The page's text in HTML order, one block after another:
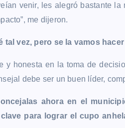
venir, les alegró bastante
me dijeron.
tal vez, pero se la vamos
y honesta en la toma de
debe ser un buen líder,
ahora en el
para lograr el cupo